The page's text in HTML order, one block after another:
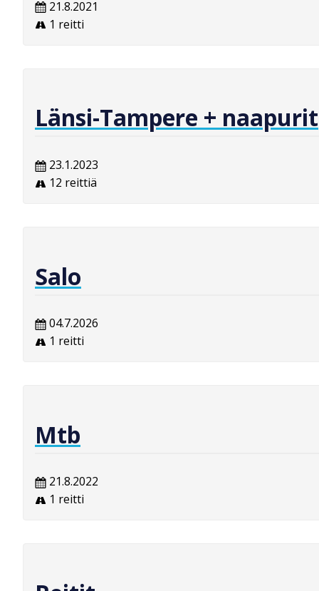
21.8.2021
1 reitti
Länsi-Tampere + naapurit
23.1.2023
12 reittiä
Salo
04.7.2026
1 reitti
Mtb
21.8.2022
1 reitti